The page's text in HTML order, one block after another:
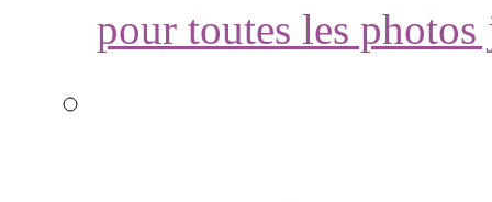
pour toutes les